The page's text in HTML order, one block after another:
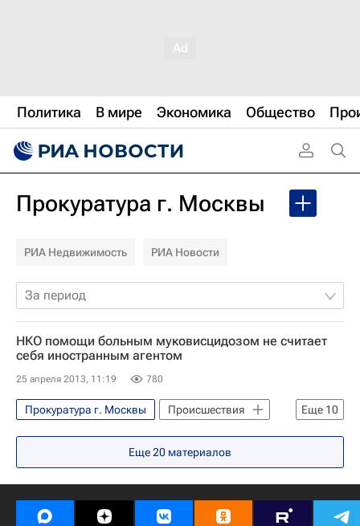
Политика В мире Экономика Общество
Прокуратура г. Москвы
РИА Недвижимость РИА Новости
За период
НКО помощи больным муковисцидозом не считает
себя иностранным агентом
25 апреля 2013, 11:19 780
Еще 10
Прокуратура г. Москвы
Происшествия
Москва
Массовые проверки НКО
Жизнь без преград
Европа
Центральный ФО
Весь мир
Перспектива
Здоровье
Еще20 материалов